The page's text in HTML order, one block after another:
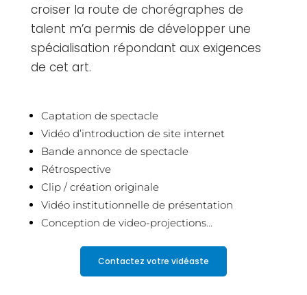
croiser la route de chorégraphes de
talent m’a permis de développer une
spécialisation répondant aux exigences
de cet art.
Captation de spectacle
Vidéo d’introduction de site internet
Bande annonce de spectacle
Rétrospective
Clip / création originale
Vidéo institutionnelle de présentation
Conception de video-projections…
Contactez votre vidéaste